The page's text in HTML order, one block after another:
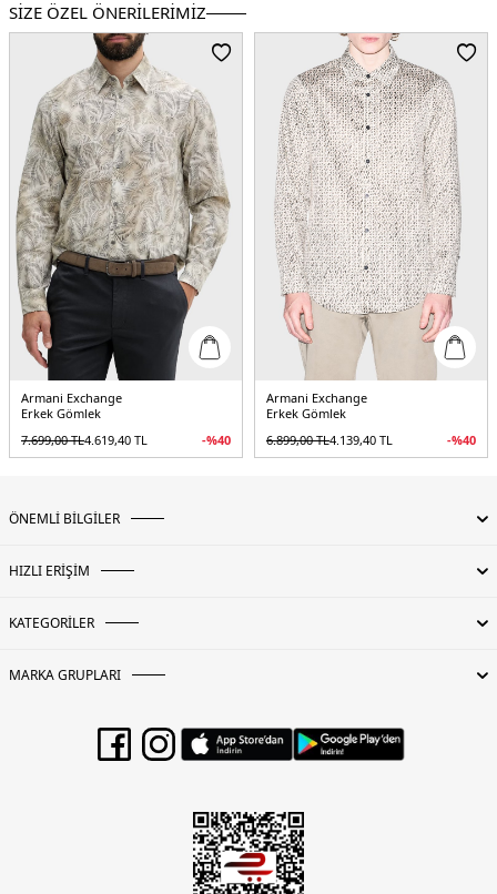
SİZE ÖZEL ÖNERİLERİMİZ
Armani Exchange
Erkek Gömlek
7.699,00TL4.619,40 TL -%40
Armani Exchange
Erkek Gömlek
6.899,00TL4.139,40 TL -%40
ÖNEMLİ BİLGİLER
HIZLI ERİŞİM
KATEGORİLER
MARKA GRUPLARI